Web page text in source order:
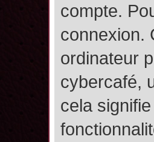
compte.
connexion.
ordinateur
cybercafé,
cela